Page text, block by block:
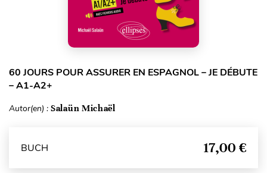
60 JOURS POUR ASSURER EN ESPAGNOL – JE DÉBUTE
– A1-A2+
Autor(en) : Salaün Michaël
BUCH 17,00 €